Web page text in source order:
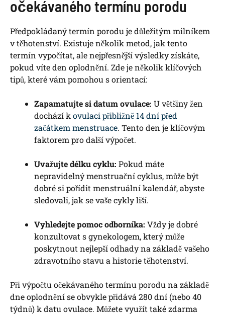
očekávaného termínu porodu
Předpokládaný termín porodu je důležitým milníkem
v těhotenství. Existuje několik metod, jak tento
termín vypočítat, ale nejpřesnější výsledky získáte,
pokud víte den oplodnění. Zde je několik klíčových
tipů, které vám pomohou s orientací:
Zapamatujte si datum ovulace: U většiny žen
dochází k ovulaci přibližně 14 dní před
začátkem menstruace. Tento den je klíčovým
faktorem pro další výpočet.
Uvažujte délku cyklu: Pokud máte
nepravidelný menstruační cyklus, může být
dobré si pořídit menstruální kalendář, abyste
sledovali, jak se vaše cykly liší.
Vyhledejte pomoc odborníka: Vždy je dobré
konzultovat s gynekologem, který může
poskytnout nejlepší odhady na základě vašeho
zdravotního stavu a historie těhotenství.
Při výpočtu očekávaného termínu porodu na základě
dne oplodnění se obvykle přidává 280 dní (nebo 40
týdnů) k datu ovulace. Můžete využít také zdarma